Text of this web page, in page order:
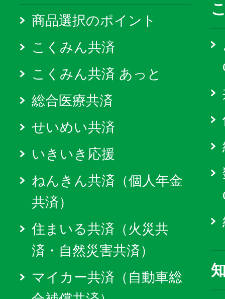
商品選択のポイント
こくみん共済
こくみん共済 あっと
総合医療共済
せいめい共済
いきいき応援
ねんきん共済（個人年金
共済）
住まいる共済（火災共
済・自然災害共済）
マイカー共済（自動車総